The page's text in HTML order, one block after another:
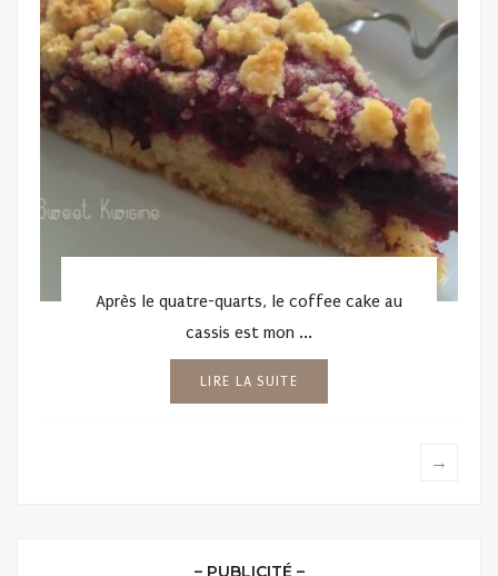
Après le quatre-quarts, le coffee cake au
cassis est mon ...
LIRE LA SUITE
→
– PUBLICITÉ –